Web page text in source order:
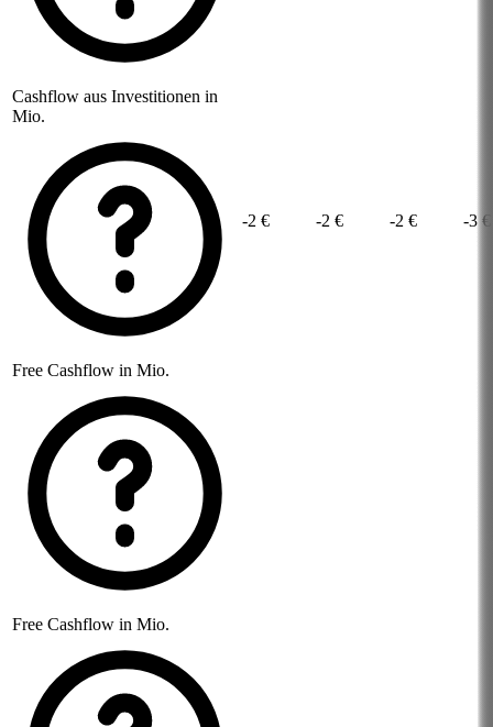
Cashflow aus Investitionen in
Mio.
-2 € -2 € -2 € -3 €
Free Cashflow in Mio.
Free Cashflow in Mio.